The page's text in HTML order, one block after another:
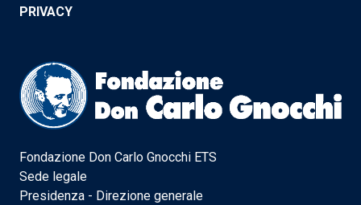
PRIVACY
Fondazione Don Carlo Gnocchi ETS
Sede legale
Presidenza - Direzione generale